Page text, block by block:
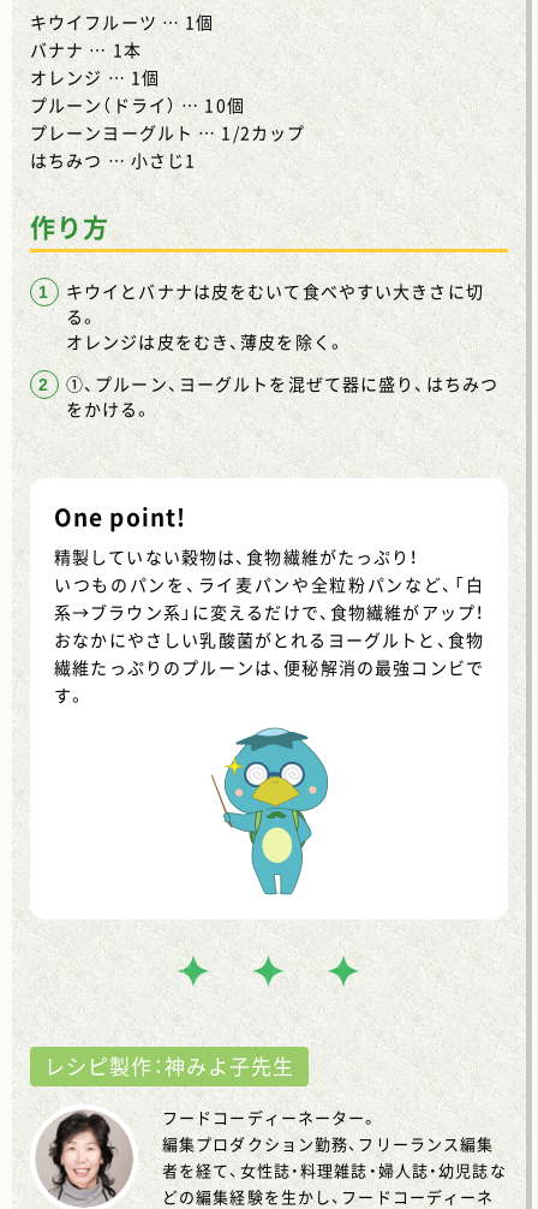
キウイフルーツ … 1個
バナナ … 1本
オレンジ … 1個
プルーン（ドライ） … 10個
プレーンヨーグルト … 1/2カップ
はちみつ … 小さじ1
作り方
キウイとバナナは皮をむいて食べやすい大きさに切
る。
オレンジは皮をむき、薄皮を除く。
①、プルーン、ヨーグルトを混ぜて器に盛り、はちみつ
をかける。
One point!
精製していない穀物は、食物繊維がたっぷり！
いつものパンを、ライ麦パンや全粒粉パンなど、「白
系→ブラウン系」に変えるだけで、食物繊維がアップ！
おなかにやさしい乳酸菌がとれるヨーグルトと、食物
繊維たっぷりのプルーンは、便秘解消の最強コンビで
す。
レシピ製作：神みよ子先生
フードコーディーネーター。
編集プロダクション勤務、フリーランス編集
者を経て、女性誌・料理雑誌・婦人誌・幼児誌な
どの編集経験を生かし、フードコーディーネ